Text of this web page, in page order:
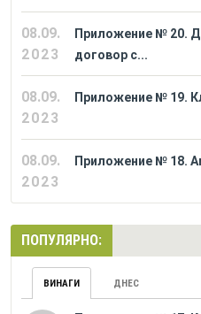
08.09.
2023
Приложение № 20.
договор с...
08.09.
2023
Приложение № 19.
08.09.
2023
Приложение № 18.
ПОПУЛЯРНО:
ВИНАГИ ДНЕС